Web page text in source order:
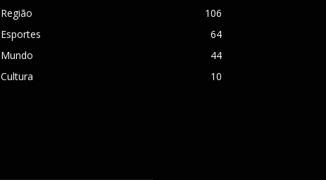
Região
106
Esportes
64
Mundo
44
Cultura
10